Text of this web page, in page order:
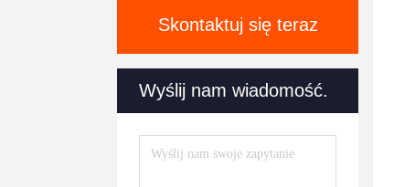
Skontaktuj się teraz
Wyślij nam wiadomość.